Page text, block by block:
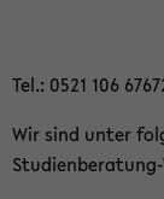
Tel.: 0521 106
Wir sind unter